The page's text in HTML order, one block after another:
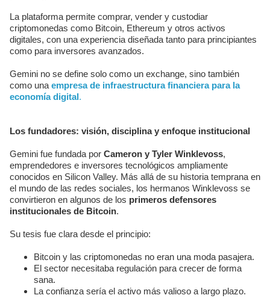
La plataforma permite comprar, vender y custodiar
criptomonedas como Bitcoin, Ethereum y otros activos
digitales, con una experiencia diseñada tanto para principiantes
como para inversores avanzados.
Gemini no se define solo como un exchange, sino también
como una empresa de infraestructura financiera para la
economía digital.
Los fundadores: visión, disciplina y enfoque institucional
Gemini fue fundada por Cameron y Tyler Winklevoss,
emprendedores e inversores tecnológicos ampliamente
conocidos en Silicon Valley. Más allá de su historia temprana en
el mundo de las redes sociales, los hermanos Winklevoss se
convirtieron en algunos de los primeros defensores
institucionales de Bitcoin.
Su tesis fue clara desde el principio:
Bitcoin y las criptomonedas no eran una moda pasajera.
El sector necesitaba regulación para crecer de forma
sana.
La confianza sería el activo más valioso a largo plazo.